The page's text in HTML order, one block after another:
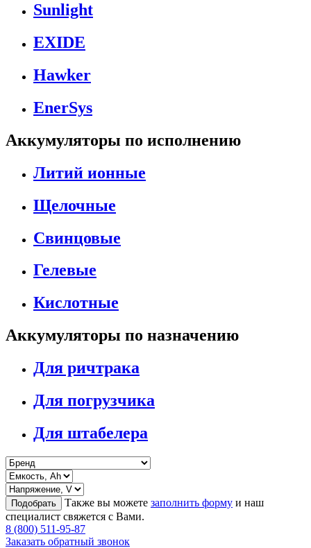
Sunlight
EXIDE
Hawker
EnerSys
Аккумуляторы по исполнению
Литий ионные
Щелочные
Свинцовые
Гелевые
Кислотные
Аккумуляторы по назначению
Для ричтрака
Для погрузчика
Для штабелера
Подобрать Также вы можете заполнить форму и наш
специалист свяжется с Вами.
8 (800) 511-95-87
Заказать обратный звонок